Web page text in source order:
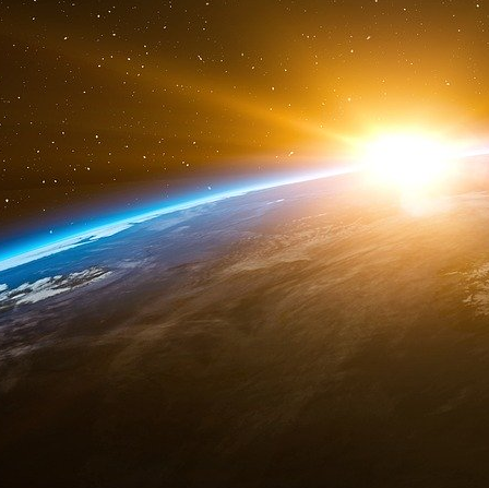
le meilleur moyen de rabattre le troupeau
travaillent par suggestion, dans le vague,
alouettes… quoiqu’eux-mêmes soient
ce qu’il aime entendre de la part des
sans effort et en se laissant bercer et
tentateurs jouant allégrement de la flûte de
En résumé, ces gens nous donnent le
d’autre. Maintenant il faudrait voir l’envers
rien que 160 milliards de déficit pour la
présenter devant leurs concitoyens dans
pareille débâcle ?
Croissance zéro, fuite des industries,
croissance exponentielle de la dette,